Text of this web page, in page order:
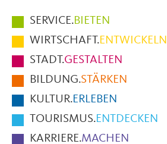
Hauptmenüpunkte
im
Fußbereich
der
Seite
SERVICE.BIETEN
WIRTSCHAFT.ENTWICKELN
STADT.GESTALTEN
BILDUNG.STÄRKEN
KULTUR.ERLEBEN
TOURISMUS.ENTDECKEN
KARRIERE.MACHEN